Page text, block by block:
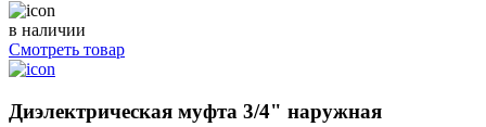
в наличии
Смотреть товар
Диэлектрическая муфта 3/4" наружная